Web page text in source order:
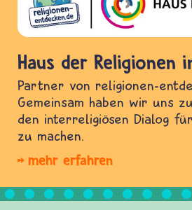
Haus der Religionen
Partner von religionen-
Gemeinsam haben wir uns
den interreligiösen Dialog
zu machen.
mehr erfahren